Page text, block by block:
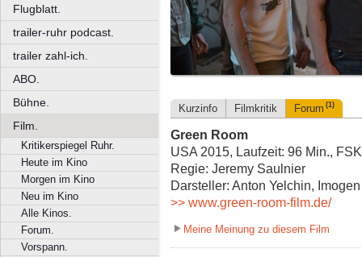
Flugblatt.
trailer-ruhr podcast.
trailer zahl-ich.
ABO.
Bühne.
Film.
Kritikerspiegel Ruhr.
Heute im Kino
Morgen im Kino
Neu im Kino
Alle Kinos.
Forum.
Vorspann.
Kurzinfo Filmkritik Forum (1)
Green Room
USA 2015, Laufzeit: 96 Min.,
Regie: Jeremy Saulnier
Darsteller: Anton Yelchin,
>> www.green-room-film.de/
Meine Meinung zu diesem Film